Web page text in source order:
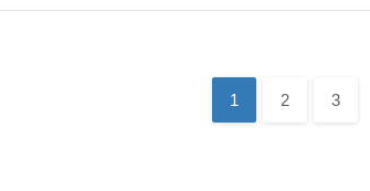
1 2 3